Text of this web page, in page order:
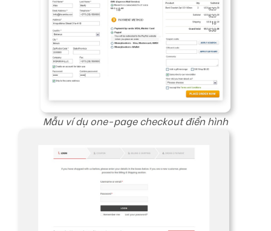
Mẫu ví dụ one-page checkout điển hình